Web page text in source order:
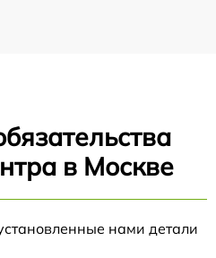
в Москве
нами детали